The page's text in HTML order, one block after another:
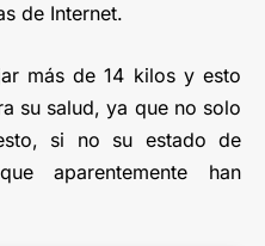
de Internet.
más de 14 kilos y esto
su salud, ya que no solo
si no su estado de
aparentemente han